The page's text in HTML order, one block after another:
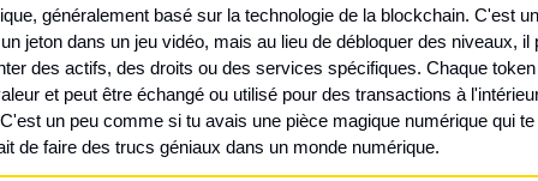
généralement basé sur la technologie de la blockchain. C'est
jeton dans un jeu vidéo, mais au lieu de débloquer des niveaux, il
des actifs, des droits ou des services spécifiques. Chaque
et peut être échangé ou utilisé pour des transactions à
un peu comme si tu avais une pièce magique numérique qui te
de faire des trucs géniaux dans un monde numérique.